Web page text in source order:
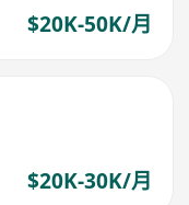
$20K-50K/月
$20K-30K/月